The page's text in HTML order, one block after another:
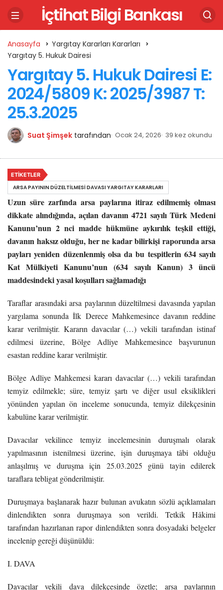
İçtihat Bilgi Bankası
Anasayfa
Yargıtay Kararları Kararları
Yargıtay 5. Hukuk Dairesi
Yargıtay 5. Hukuk Dairesi E:
2024/5809 K: 2025/3987 T:
25.3.2025
Suat Şimşek tarafından Ocak 24, 2026 39 kez okundu
Uzun süre zarfında arsa paylarına itiraz edilmemiş olması
dikkate alındığında, açılan davanın 4721 sayılı Türk Medeni
Kanunu’nun 2 nci madde hükmüne aykırılık teşkil ettiği,
davanın haksız olduğu, her ne kadar bilirkişi raporunda arsa
payları yeniden düzenlenmiş olsa da bu tespitlerin 634 sayılı
Kat Mülkiyeti Kanunu’nun (634 sayılı Kanun) 3 üncü
maddesindeki yasal koşulları sağlamadığı
Taraflar arasındaki arsa paylarının düzeltilmesi davasında yapılan
yargılama sonunda İlk Derece Mahkemesince davanın reddine
karar verilmiştir. Kararın davacılar (…) vekili tarafından istinaf
edilmesi üzerine, Bölge Adliye Mahkemesince başvurunun
esastan reddine karar verilmiştir.
Bölge Adliye Mahkemesi kararı davacılar (…) vekili tarafından
temyiz edilmekle; süre, temyiz şartı ve diğer usul eksiklikleri
yönünden yapılan ön inceleme sonucunda, temyiz dilekçesinin
kabulüne karar verilmiştir.
Davacılar vekilince temyiz incelemesinin duruşmalı olarak
yapılmasının istenilmesi üzerine, işin duruşmaya tâbi olduğu
anlaşılmış ve duruşma için 25.03.2025 günü tayin edilerek
taraflara tebligat gönderilmiştir.
Duruşmaya başlanarak hazır bulunan avukatın sözlü açıklamaları
dinlendikten sonra duruşmaya son verildi. Tetkik Hâkimi
tarafından hazırlanan rapor dinlendikten sonra dosyadaki belgeler
incelenip gereği düşünüldü:
I. DAVA
Davacılar vekili dava dilekçesinde özetle; arsa paylarının
ETIKETLER
ARSA PAYININ DÜZELTILMESI DAVASI YARGITAY KARARLARI